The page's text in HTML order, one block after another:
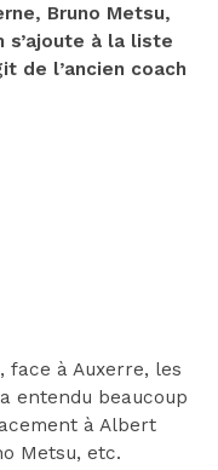
Bruno Metsu,
s’ajoute à la liste
de l’ancien coach
face à Auxerre, les
entendu beaucoup
à Albert
Metsu, etc.